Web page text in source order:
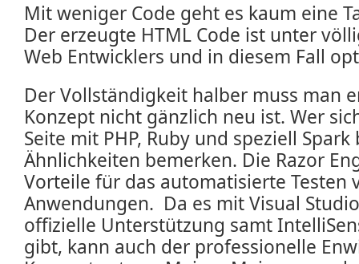
Mit weniger Code geht es kaum eine
Der erzeugte HTML Code ist unter
Web Entwicklers und in diesem Fall
Der Vollständigkeit halber muss man
Konzept nicht gänzlich neu ist. Wer
Seite mit PHP, Ruby und speziell
Ähnlichkeiten bemerken. Die Razor
Vorteile für das automatisierte Testen
Anwendungen. Da es mit Visual
offizielle Unterstützung samt
gibt, kann auch der professionelle